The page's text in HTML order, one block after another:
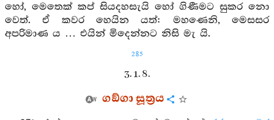
හෝ, මෙතෙක් කප් සියදහසැයි හෝ ගිණීමට සුකර නො
වෙත්. ඒ කවර හෙයින යත්: මහණෙනි, මෙසසර
අපරිමාණ ය … එයින් මිදෙන්නට නිසි මැ යි.
285
3. 1. 8.
ගඞ්ගා සූත්‍රය